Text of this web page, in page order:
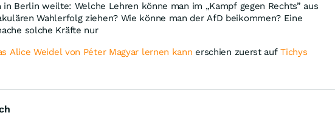
Berlin weilte: Welche Lehren könne man im „Kampf gegen Rechts” aus
Wahlerfolg ziehen? Wie könne man der AfD beikommen? Eine
solche Kräfte nur
Alice Weidel von Péter Magyar lernen kann erschien zuerst aufTichys